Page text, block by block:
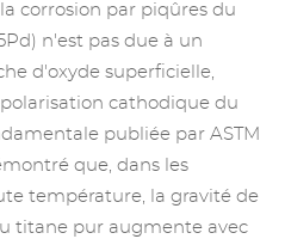
corrosion par piqûres du
n'est pas due à un
d'oxyde superficielle,
cathodique du
publiée par ASTM
que, dans les
température, la gravité de
titane pur augmente avec